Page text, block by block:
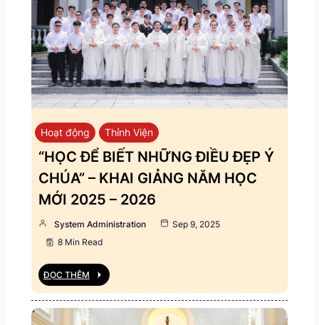
Hoạt động Thỉnh Viện
“HỌC ĐỂ BIẾT NHỮNG ĐIỀU ĐẸP Ý
CHÚA” – KHAI GIẢNG NĂM HỌC
MỚI 2025 – 2026
System Administration
Sep 9, 2025
8 Min Read
ĐỌC THÊM